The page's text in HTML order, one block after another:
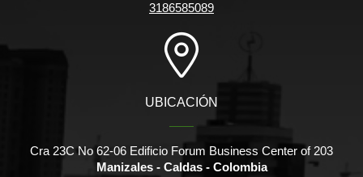
3186585089
UBICACIÓN
Cra 23C No 62-06 Edificio Forum Business Center of 203
Manizales - Caldas - Colombia